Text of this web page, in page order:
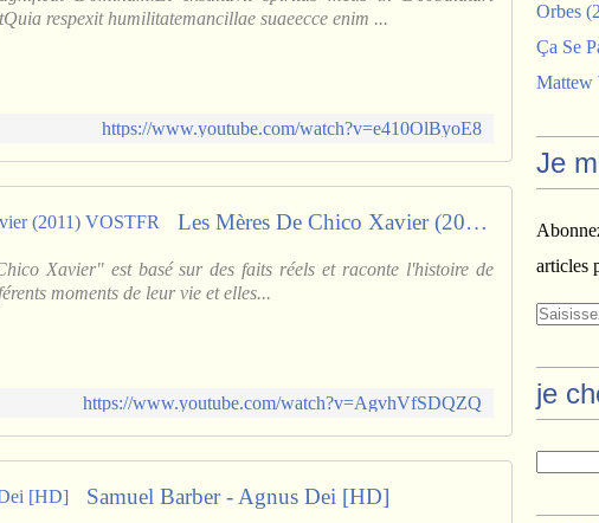
respexit humilitatemancillae suaeecce enim ...
https://www.youtube.com/watch?v=e410OlByoE8
Les Mères De Chico Xavier (2011) VOSTFR
Xavier" est basé sur des faits réels et raconte l'histoire de
moments de leur vie et elles...
https://www.youtube.com/watch?v=AgvhVfSDQZQ
Samuel Barber - Agnus Dei [HD]
Orbes
Ça Se
Mattew
Je
articles
je